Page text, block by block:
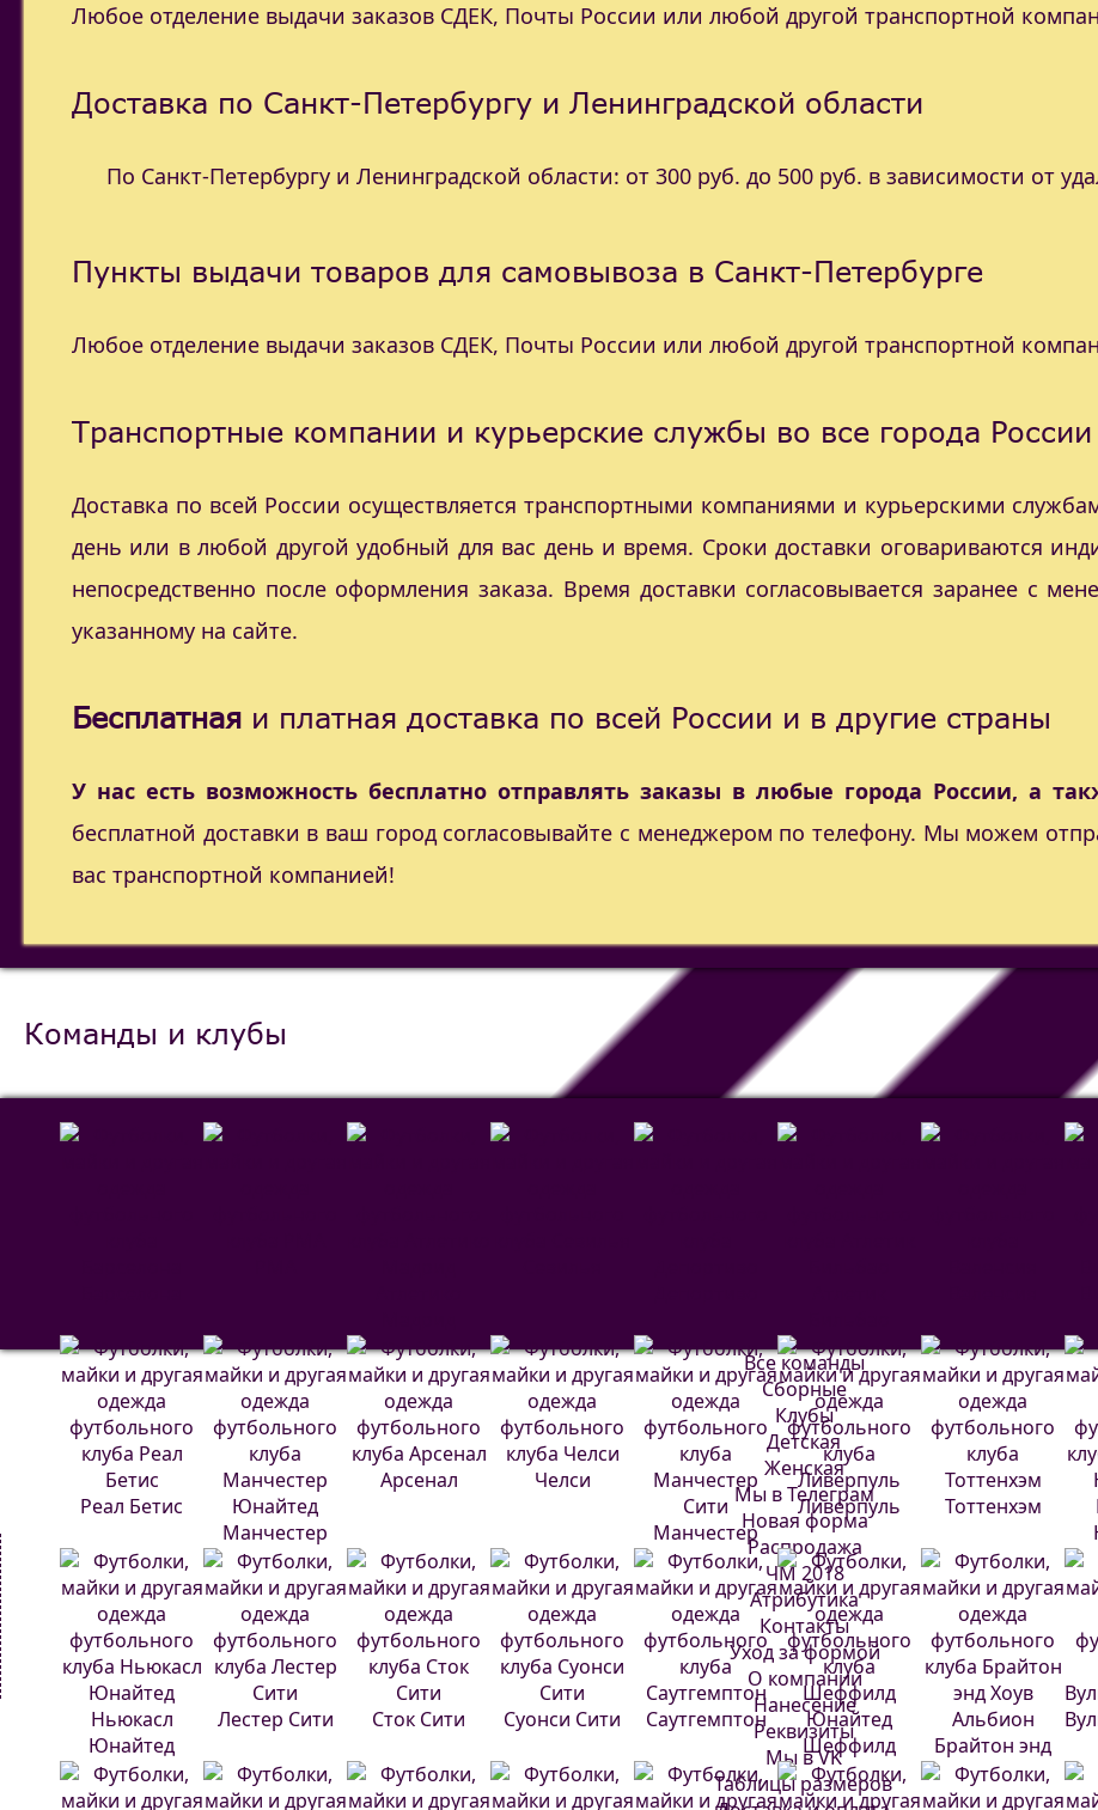
Любое отделение выдачи заказов СДЕК, Почты России или любой другой транспортной
Доставка по Санкт-Петербургу и Ленинградской области
По Санкт-Петербургу и Ленинградской области: от 300 руб. до 500 руб. в зависимости от
Пункты выдачи товаров для самовывоза в Санкт-Петербурге
Любое отделение выдачи заказов СДЕК, Почты России или любой другой транспортной
Транспортные компании и курьерские службы во все города России
Доставка по всей России осуществляется транспортными компаниями и курьерскими
день или в любой другой удобный для вас день и время. Сроки доставки оговариваются
непосредственно после оформления заказа. Время доставки согласовывается заранее с
указанному на сайте.
Бесплатная и платная доставка по всей России и в другие страны
У нас есть возможность бесплатно отправлять заказы в любые города России, а
бесплатной доставки в ваш город согласовывайте с менеджером по телефону. Мы можем
вас транспортной компанией!
Команды и клубы
Реал Бетис
Манчестер
Юнайтед
Арсенал
Челси
Манчестер
Сити
Ливерпуль Тоттенхэм
Ньюкасл
Юнайтед
Лестер Сити Сток Сити Суонси Сити
Саутгемптон
Шеффилд
Юнайтед
Брайтон энд
Хоув Альбион
Все команды
Сборные
Клубы
Детская
Женская
Мы в Телеграм
Новая форма
Распродажа
ЧМ 2018
Атрибутика
Контакты
Уход за формой
О компании
Нанесение
Реквизиты
Мы в VK
Таблицы размеров